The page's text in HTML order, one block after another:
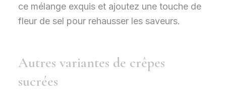
ce mélange exquis et ajoutez une touche de
fleur de sel pour rehausser les saveurs.
Autres variantes de crêpes
sucrées